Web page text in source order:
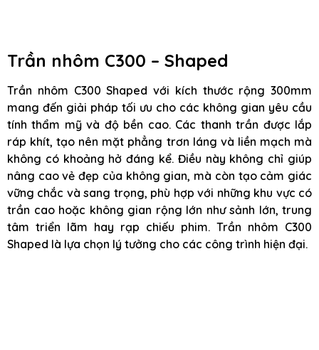
Trần nhôm C300 – Shaped
Trần nhôm C300 Shaped với kích thước rộng 300mm
mang đến giải pháp tối ưu cho các không gian yêu cầu
tính thẩm mỹ và độ bền cao. Các thanh trần được lắp
ráp khít, tạo nên mặt phẳng trơn láng và liền mạch mà
không có khoảng hở đáng kể. Điều này không chỉ giúp
nâng cao vẻ đẹp của không gian, mà còn tạo cảm giác
vững chắc và sang trọng, phù hợp với những khu vực có
trần cao hoặc không gian rộng lớn như sảnh lớn, trung
tâm triển lãm hay rạp chiếu phim. Trần nhôm C300
Shaped là lựa chọn lý tưởng cho các công trình hiện đại.